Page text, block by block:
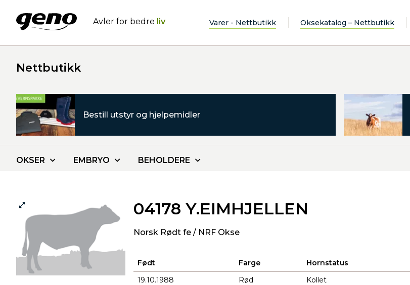
Avler for bedre liv Varer - Nettbutikk Oksekatalog – Nettbutikk
Nettbutikk
Bestill utstyr og hjelpemidler
OKSER EMBRYO BEHOLDERE
04178 Y.EIMHJELLEN
Norsk Rødt fe / NRF Okse
Født Farge Hornstatus
19.10.1988
Rød Kollet